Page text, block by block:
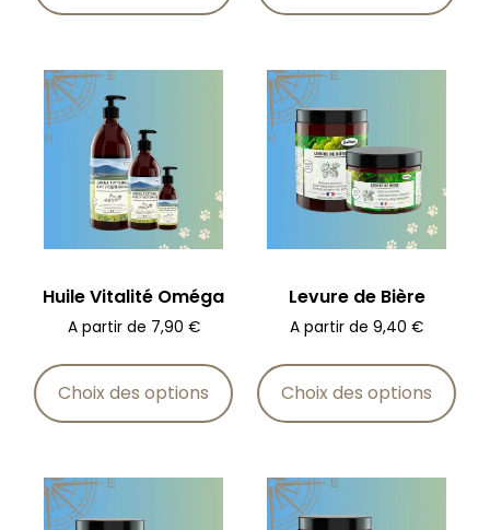
Huile Vitalité Oméga
A partir de 7,90 €
Choix des options
Levure de Bière
A partir de 9,40 €
Choix des options